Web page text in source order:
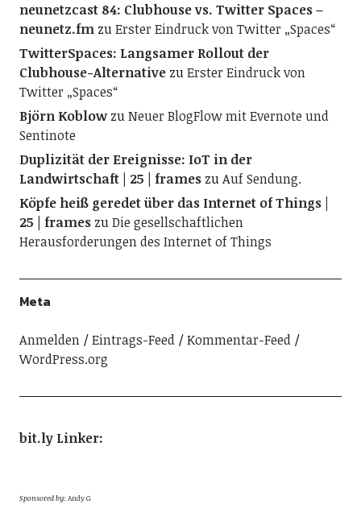
neunetzcast 84: Clubhouse vs. Twitter Spaces –
neunetz.fmzuErster Eindruck von Twitter „Spaces“
TwitterSpaces: Langsamer Rollout der
Clubhouse-AlternativezuErster Eindruck von
Twitter „Spaces“
Björn KoblowzuNeuer BlogFlow mit Evernote und
Sentinote
Duplizität der Ereignisse: IoT in der
Landwirtschaft | 25 | frameszuAuf Sendung.
Köpfe heiß geredet über das Internet of Things |
25 | frameszuDie gesellschaftlichen
Herausforderungen des Internet of Things
Meta
Anmelden Eintrags-Feed
Kommentar-Feed
WordPress.org
bit.ly Linker:
Sponsored by: Andy G